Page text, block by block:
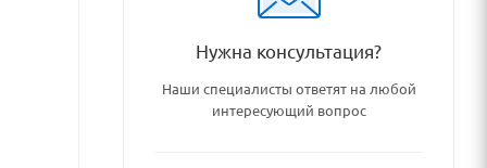
Нужна консультация?
Наши специалисты ответят на любой
интересующий вопрос